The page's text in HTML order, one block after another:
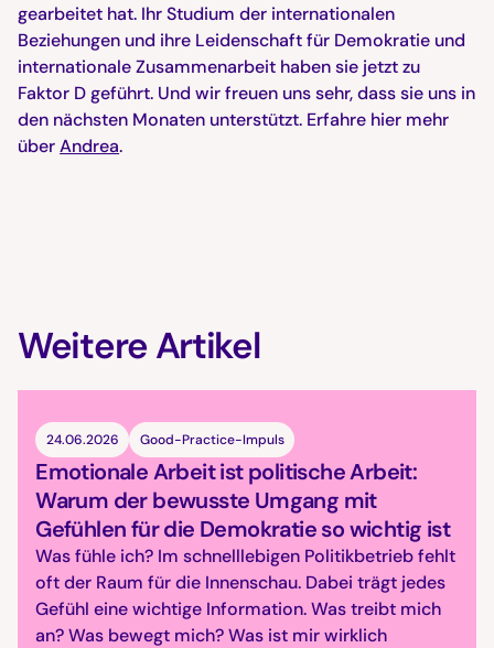
gearbeitet hat. Ihr Studium der internationalen
Beziehungen und ihre Leidenschaft für Demokratie und
internationale Zusammenarbeit haben sie jetzt zu
Faktor D geführt. Und wir freuen uns sehr, dass sie uns in
den nächsten Monaten unterstützt. Erfahre hier mehr
überAndrea.
Weitere Artikel
24.06.2026 Good-Practice-Impuls
Emotionale Arbeit ist politische Arbeit:
Warum der bewusste Umgang mit
Gefühlen für die Demokratie so wichtig ist
Was fühle ich? Im schnelllebigen Politikbetrieb fehlt
oft der Raum für die Innenschau. Dabei trägt jedes
Gefühl eine wichtige Information. Was treibt mich
an? Was bewegt mich? Was ist mir wirklich